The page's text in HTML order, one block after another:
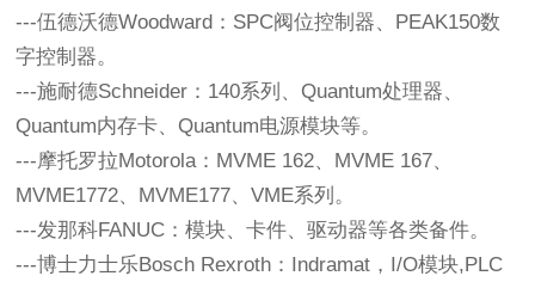
---伍德沃德Woodward：SPC阀位控制器、PEAK150数
字控制器。
---施耐德Schneider：140系列、Quantum处理器、
Quantum内存卡、Quantum电源模块等。
---摩托罗拉Motorola：MVME 162、MVME 167、
MVME1772、MVME177、VME系列。
---发那科FANUC：模块、卡件、驱动器等各类备件。
---博士力士乐Bosch Rexroth：Indramat，I/O模块,PLC